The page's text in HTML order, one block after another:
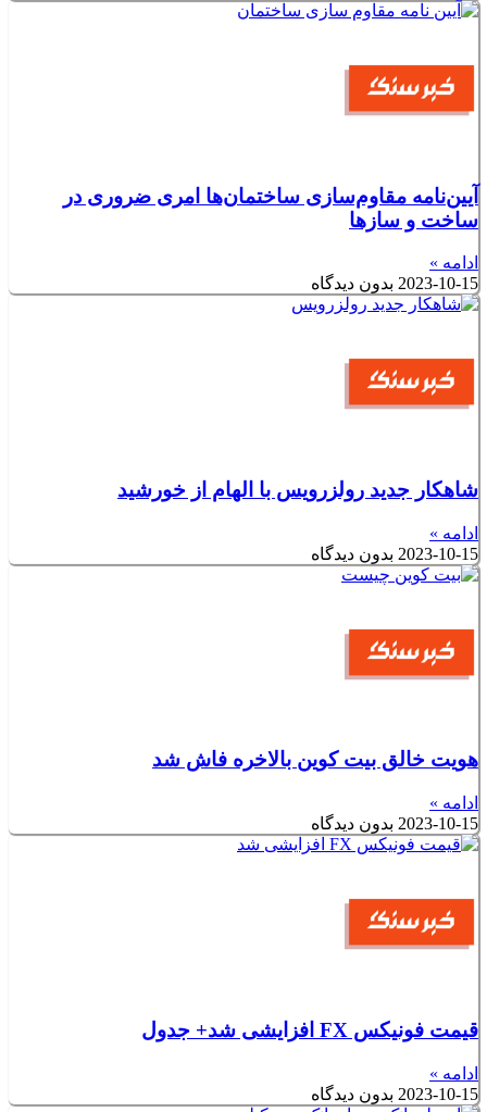
آیین‌نامه مقاوم‌سازی ساختمان‌ها امری ضروری در
ساخت و سازها
ادامه »
2023-10-15 بدون دیدگاه
شاهکار جدید رولزرویس با الهام از خورشید
ادامه »
2023-10-15 بدون دیدگاه
هویت خالق بیت کوین بالاخره فاش شد
ادامه »
2023-10-15 بدون دیدگاه
قیمت فونیکس FX افزایشی شد+ جدول
ادامه »
2023-10-15 بدون دیدگاه